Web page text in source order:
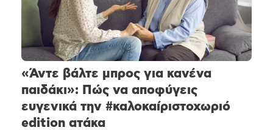
«Άντε βάλτε μπρος για κανένα
παιδάκι»: Πώς να αποφύγεις
ευγενικά την #καλοκαίριστοχωριό
edition ατάκα